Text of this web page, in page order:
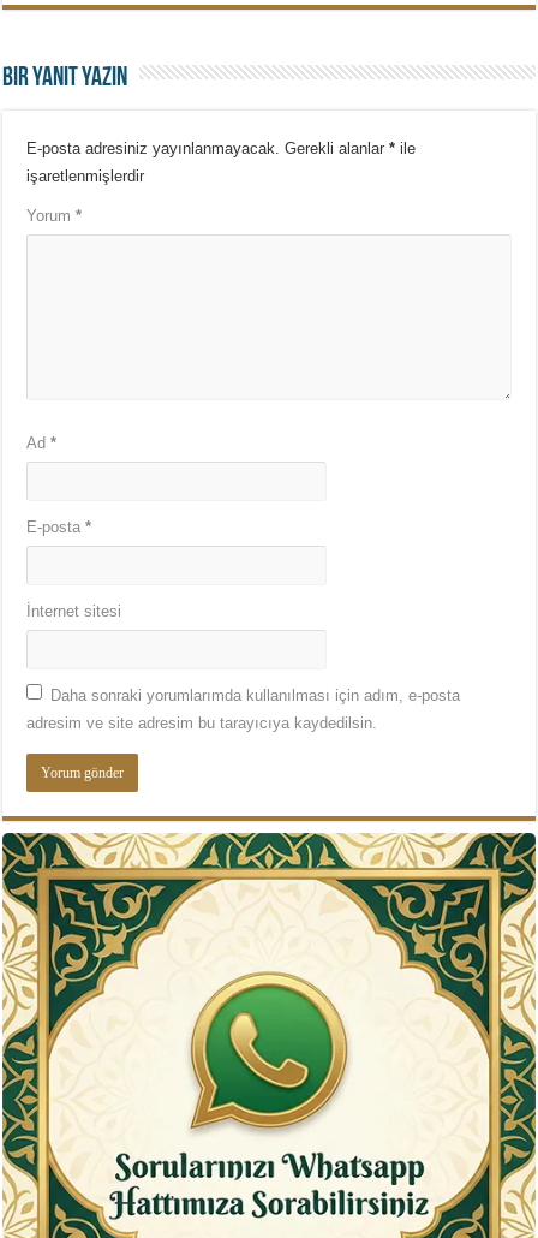
Bir yanıt yazın
E-posta adresiniz yayınlanmayacak. Gerekli alanlar* ile
işaretlenmişlerdir
Yorum*
Ad*
E-posta*
İnternet sitesi
Daha sonraki yorumlarımda kullanılması için adım, e-posta
adresim ve site adresim bu tarayıcıya kaydedilsin.